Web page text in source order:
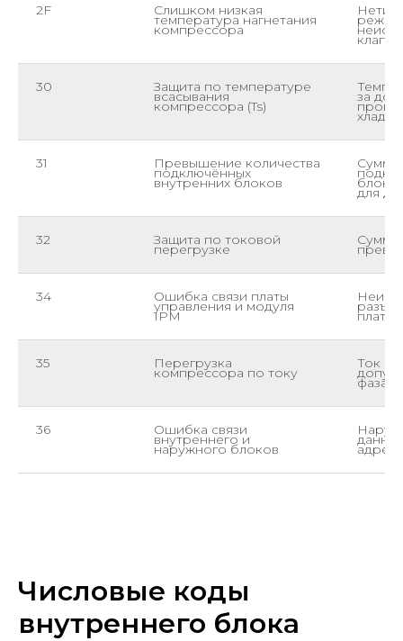
2F Слишком низкая
температура нагнетания
компрессора
режим
30 Защита по температуре
всасывания
компрессора (Ts)
за
31 Превышение количества
подключённых
внутренних блоков
для
32 Защита по токовой
перегрузке
34 Ошибка связи платы
управления и модуля
IPM
35 Перегрузка
компрессора по току
Ток
фазам
36 Ошибка связи
внутреннего и
наружного блоков
Числовые коды
внутреннего блока